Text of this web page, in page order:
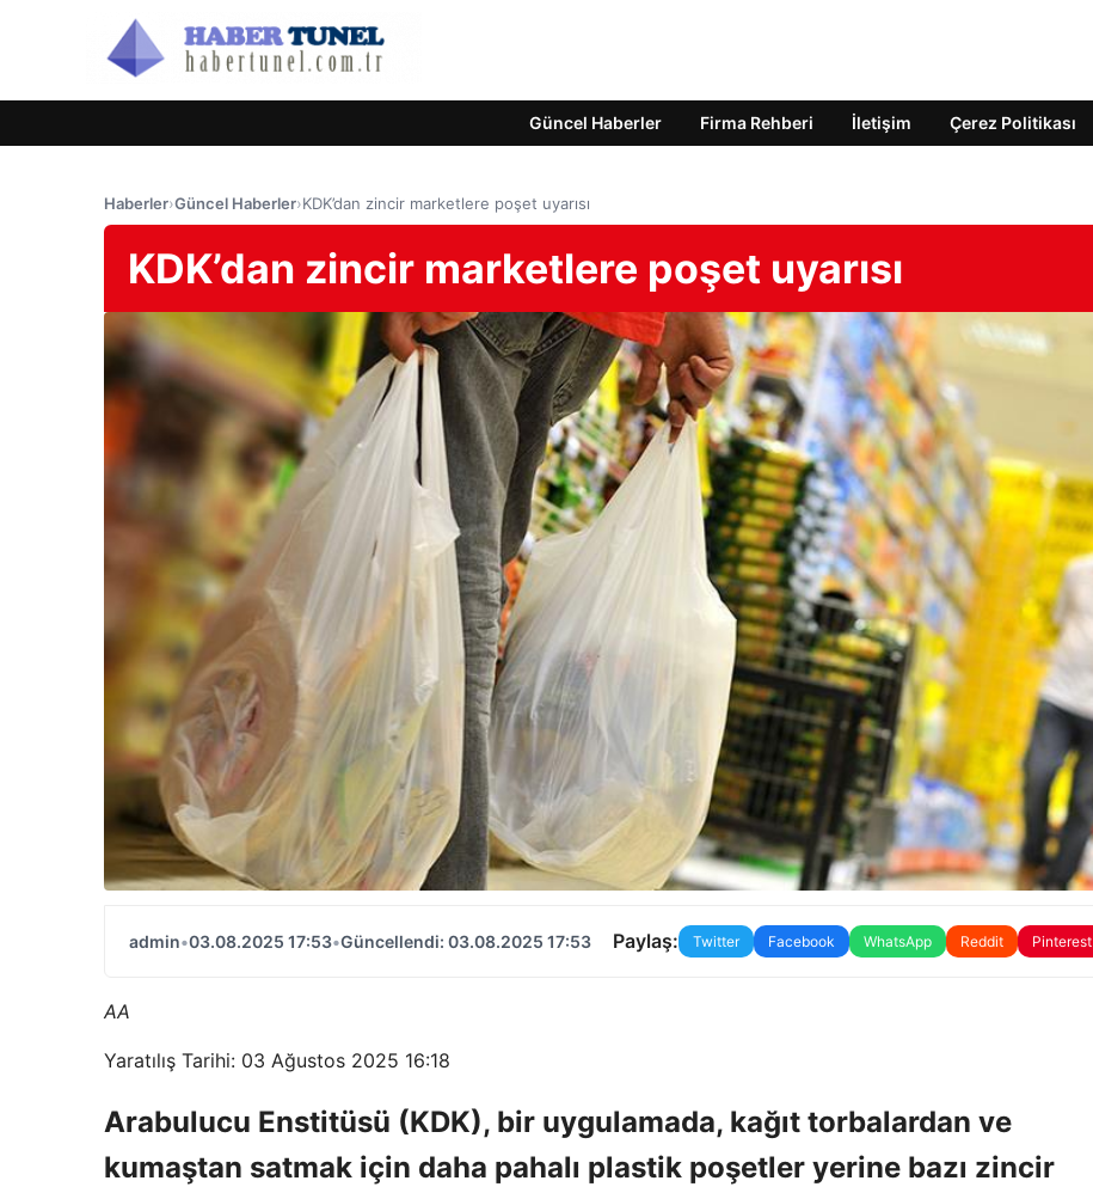
Güncel Haberler Firma Rehberi İletişim Çerez Politikası
Haberler›Güncel Haberler›KDK’dan zincir marketlere poşet uyarısı
KDK’dan zincir marketlere poşet uyarısı
admin•03.08.2025 17:53•Güncellendi: 03.08.2025 17:53 Paylaş: Twitter Facebook WhatsApp Reddit Pinterest
AA
Yaratılış Tarihi: 03 Ağustos 2025 16:18
Arabulucu Enstitüsü (KDK), bir uygulamada, kağıt torbalardan ve
kumaştan satmak için daha pahalı plastik poşetler yerine bazı zincir